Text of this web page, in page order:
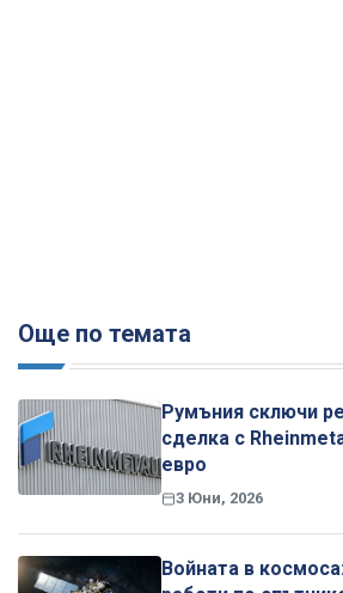
Още по темата
Румъния сключи
сделка с
евро
3 Юни, 2026
Войната в